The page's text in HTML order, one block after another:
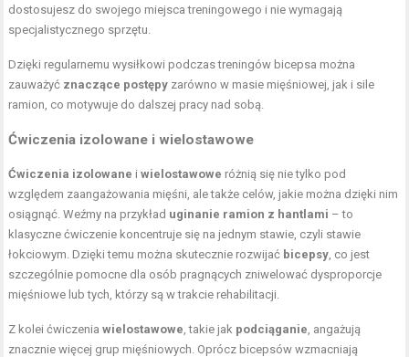
dostosujesz do swojego miejsca treningowego i nie wymagają
specjalistycznego sprzętu.
Dzięki regularnemu wysiłkowi podczas treningów bicepsa można
zauważyć znaczące postępy zarówno w masie mięśniowej, jak i sile
ramion, co motywuje do dalszej pracy nad sobą.
Ćwiczenia izolowane i wielostawowe
Ćwiczenia izolowane iwielostawowe różnią się nie tylko pod
względem zaangażowania mięśni, ale także celów, jakie można dzięki nim
osiągnąć. Weźmy na przykład uginanie ramion z hantlami – to
klasyczne ćwiczenie koncentruje się na jednym stawie, czyli stawie
łokciowym. Dzięki temu można skutecznie rozwijać bicepsy , co jest
szczególnie pomocne dla osób pragnących zniwelować dysproporcje
mięśniowe lub tych, którzy są w trakcie rehabilitacji.
Z kolei ćwiczeniawielostawowe , takie jak podciąganie , angażują
znacznie więcej grup mięśniowych. Oprócz bicepsów wzmacniają